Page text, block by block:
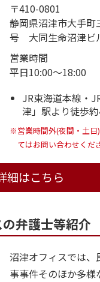
〒410-0801
静岡県沼津市大手町
号 大同生命沼津ビ
営業時間
平日10:00～18:00
JR東海道本線・
津」駅より徒歩
※営業時間外(夜間・土日
てはお問い合わせくだ
細はこちら
弁護士等紹介
沼津オフィスでは、
事事件そのほか多様